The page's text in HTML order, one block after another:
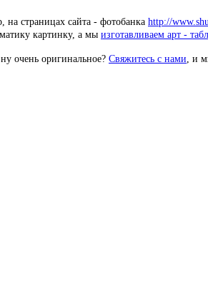
страницах сайта - фотобанка http://
картинку, а мы изготавливаем арт -
очень оригинальное? Свяжитесь с нами, и